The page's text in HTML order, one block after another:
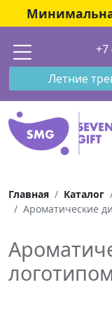
+7
Летние
Главная Каталог
Ароматические
логотипом